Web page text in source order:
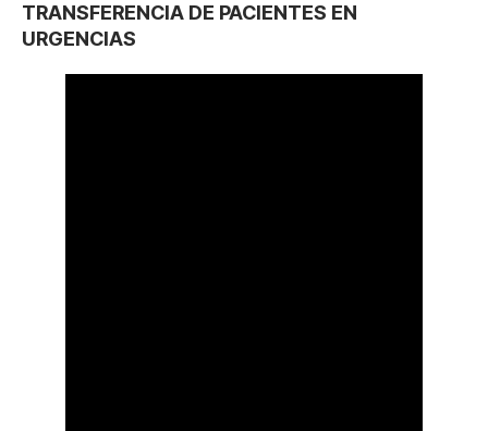
TRANSFERENCIA DE PACIENTES EN
URGENCIAS